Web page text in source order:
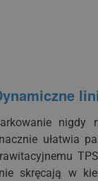
nigdy
ułatwia
skręcają w